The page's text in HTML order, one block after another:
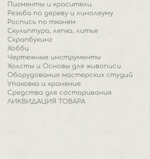
Пигменты и красители
Резьба по дереву и линолеуму
Роспись по тканям
Скульптура, лепка, литье
Скрапбукинг
Хобби
Чертежные инструменты
Холсты и Основы для живописи
Оборудование мастерских студий
Упаковка и хранение
Средства для состаривания
ЛИКВИДАЦИЯ ТОВАРА